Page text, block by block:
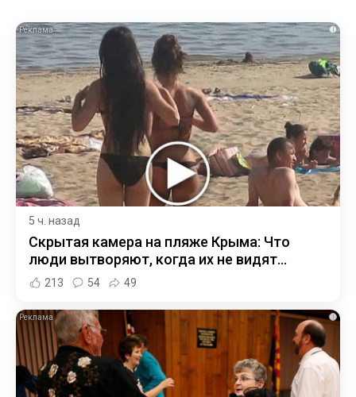
i
5 ч. назад
Скрытая камера на пляже Крыма: Что
люди вытворяют, когда их не видят...
213 54 49
i